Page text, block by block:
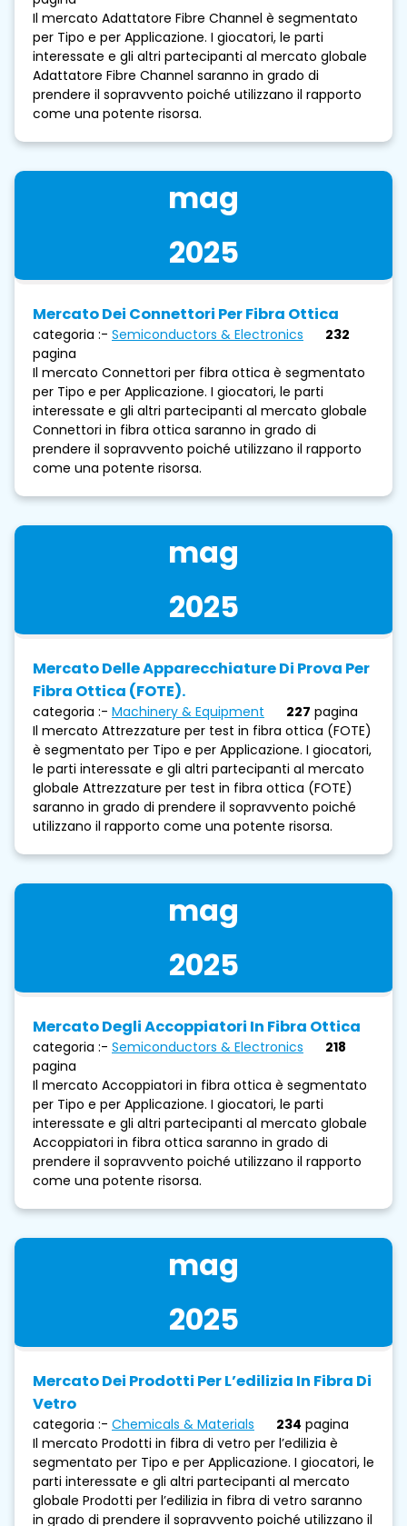
Il mercato Adattatore Fibre Channel è segmentato
per Tipo e per Applicazione. I giocatori, le parti
interessate e gli altri partecipanti al mercato globale
Adattatore Fibre Channel saranno in grado di
prendere il sopravvento poiché utilizzano il rapporto
come una potente risorsa.
mag
2025
Mercato Dei Connettori Per Fibra Ottica
categoria :- Semiconductors & Electronics
232
pagina
Il mercato Connettori per fibra ottica è segmentato
per Tipo e per Applicazione. I giocatori, le parti
interessate e gli altri partecipanti al mercato globale
Connettori in fibra ottica saranno in grado di
prendere il sopravvento poiché utilizzano il rapporto
come una potente risorsa.
mag
2025
Mercato Delle Apparecchiature Di Prova Per
Fibra Ottica (FOTE).
categoria :- Machinery & Equipment 227 pagina
Il mercato Attrezzature per test in fibra ottica (FOTE)
è segmentato per Tipo e per Applicazione. I giocatori,
le parti interessate e gli altri partecipanti al mercato
globale Attrezzature per test in fibra ottica (FOTE)
saranno in grado di prendere il sopravvento poiché
utilizzano il rapporto come una potente risorsa.
mag
2025
Mercato Degli Accoppiatori In Fibra Ottica
categoria :- Semiconductors & Electronics
218
pagina
Il mercato Accoppiatori in fibra ottica è segmentato
per Tipo e per Applicazione. I giocatori, le parti
interessate e gli altri partecipanti al mercato globale
Accoppiatori in fibra ottica saranno in grado di
prendere il sopravvento poiché utilizzano il rapporto
come una potente risorsa.
mag
2025
Mercato Dei Prodotti Per L’edilizia In Fibra Di
Vetro
categoria :- Chemicals & Materials 234 pagina
Il mercato Prodotti in fibra di vetro per l’edilizia è
segmentato per Tipo e per Applicazione. I giocatori, le
parti interessate e gli altri partecipanti al mercato
globale Prodotti per l’edilizia in fibra di vetro saranno
in grado di prendere il sopravvento poiché utilizzano il